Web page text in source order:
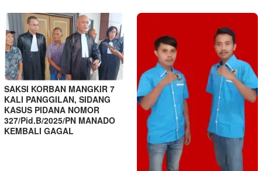
SAKSI KORBAN MANGKIR 7
KALI PANGGILAN, SIDANG
KASUS PIDANA NOMOR
327/Pid.B/2025/PN MANADO
KEMBALI GAGAL ‎